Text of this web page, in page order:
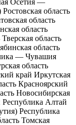
Осетия —
Ростовская область
область
область
Тверская область
область
— Чувашия
область
край Иркутская
Красноярский
Новосибирская
Республика Алтай
Республика
Томская